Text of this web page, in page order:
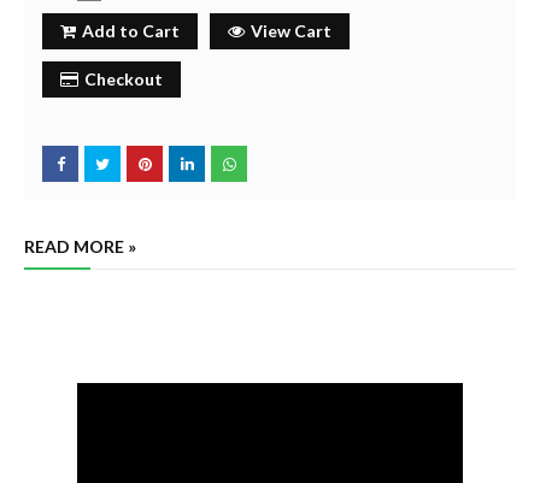
Add to Cart View Cart
Checkout
READ MORE »